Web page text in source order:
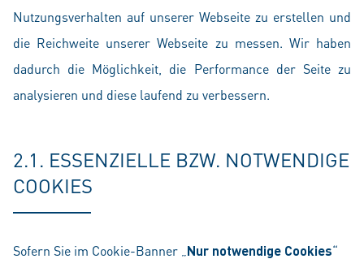
Nutzungsverhalten auf unserer Webseite zu erstellen und
die Reichweite unserer Webseite zu messen. Wir haben
dadurch die Möglichkeit, die Performance der Seite zu
analysieren und diese laufend zu verbessern.
2.1. ESSENZIELLE BZW. NOTWENDIGE
COOKIES
Sofern Sie im Cookie-Banner „ Nur notwendige Cookies“